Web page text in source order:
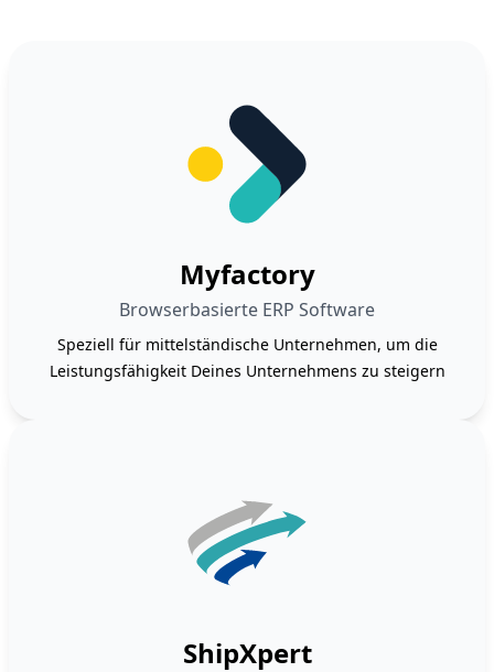
Myfactory
Browserbasierte ERP Software
Speziell für mittelständische Unternehmen, um die
Leistungsfähigkeit Deines Unternehmens zu steigern
ShipXpert